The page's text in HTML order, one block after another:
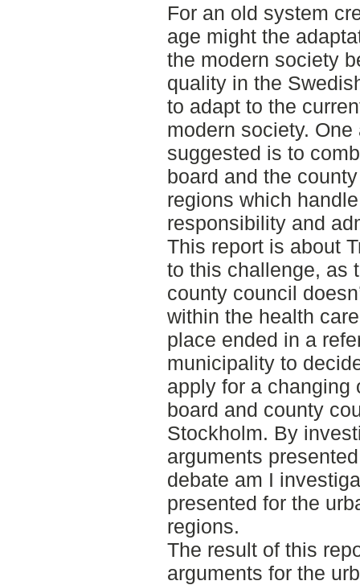
For an old system
age might the
the modern society
quality in the
to adapt to the
modern society.
suggested is to
board and the
regions which
responsibility and
This report is about
to this challenge, as
county council
within the health
place ended in a
municipality to
apply for a changing
board and county
Stockholm. By
arguments
debate am I
presented for the
regions.
The result of this
arguments for the